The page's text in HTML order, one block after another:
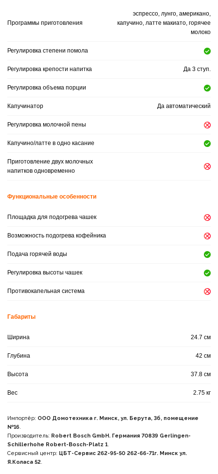
Программы приготовления
эспрессо, лунго, американо,
капучино, латте макиато, горячее
молоко
Регулировка степени помола
Регулировка крепости напитка Да 3 ступ.
Регулировка объема порции
Капучинатор Да автоматический
Регулировка молочной пены
Капучино/латте в одно касание
Приготовление двух молочных
напитков одновременно
Функциональные особенности
Площадка для подогрева чашек
Возможность подогрева кофейника
Подача горячей воды
Регулировка высоты чашек
Противокапельная система
Габариты
Ширина 24.7 см
Глубина 42 см
Высота 37.8 см
Вес 2.75 кг
Импортёр: ООО Домотехника г. Минск, ул. Берута, 3б, помещение
№16.
Производитель: Robert Bosch GmbH. Германия 70839 Gerlingen-
Schillerhohe Robert-Bosch-Platz 1.
Сервисный центр: ЦБТ-Сервис 262-95-50 262-66-71г. Минск ул.
Я.Коласа 52.